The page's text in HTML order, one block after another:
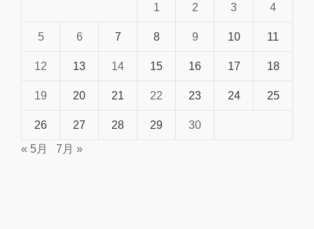
1 2 3 4
5 6 7 8 9 10 11
12 13 14 15 16 17 18
19 20 21 22 23 24 25
26 27 28 29
30
« 5月
7月 »